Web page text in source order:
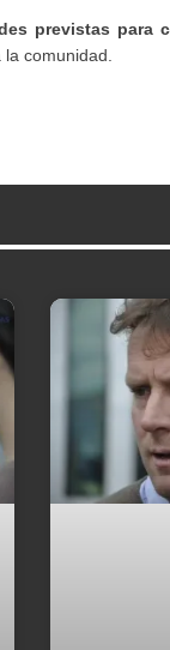
previstas para
comunidad.